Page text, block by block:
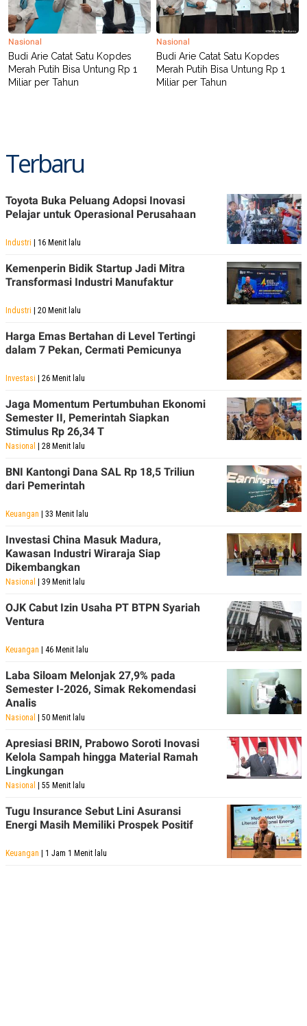
Nasional
Budi Arie Catat Satu Kopdes
Merah Putih Bisa Untung Rp 1
Miliar per Tahun
Nasional
Budi Arie Catat Satu Kopdes
Merah Putih Bisa Untung Rp 1
Miliar per Tahun
Terbaru
Toyota Buka Peluang Adopsi Inovasi
Pelajar untuk Operasional Perusahaan
Industri | 16 Menit lalu
Kemenperin Bidik Startup Jadi Mitra
Transformasi Industri Manufaktur
Industri | 20 Menit lalu
Harga Emas Bertahan di Level Tertingi
dalam 7 Pekan, Cermati Pemicunya
Investasi | 26 Menit lalu
Jaga Momentum Pertumbuhan Ekonomi
Semester II, Pemerintah Siapkan
Stimulus Rp 26,34 T
Nasional | 28 Menit lalu
BNI Kantongi Dana SAL Rp 18,5 Triliun
dari Pemerintah
Keuangan | 33 Menit lalu
Investasi China Masuk Madura,
Kawasan Industri Wiraraja Siap
Dikembangkan
Nasional | 39 Menit lalu
OJK Cabut Izin Usaha PT BTPN Syariah
Ventura
Keuangan | 46 Menit lalu
Laba Siloam Melonjak 27,9% pada
Semester I-2026, Simak Rekomendasi
Analis
Nasional | 50 Menit lalu
Apresiasi BRIN, Prabowo Soroti Inovasi
Kelola Sampah hingga Material Ramah
Lingkungan
Nasional | 55 Menit lalu
Tugu Insurance Sebut Lini Asuransi
Energi Masih Memiliki Prospek Positif
Keuangan | 1 Jam 1 Menit lalu